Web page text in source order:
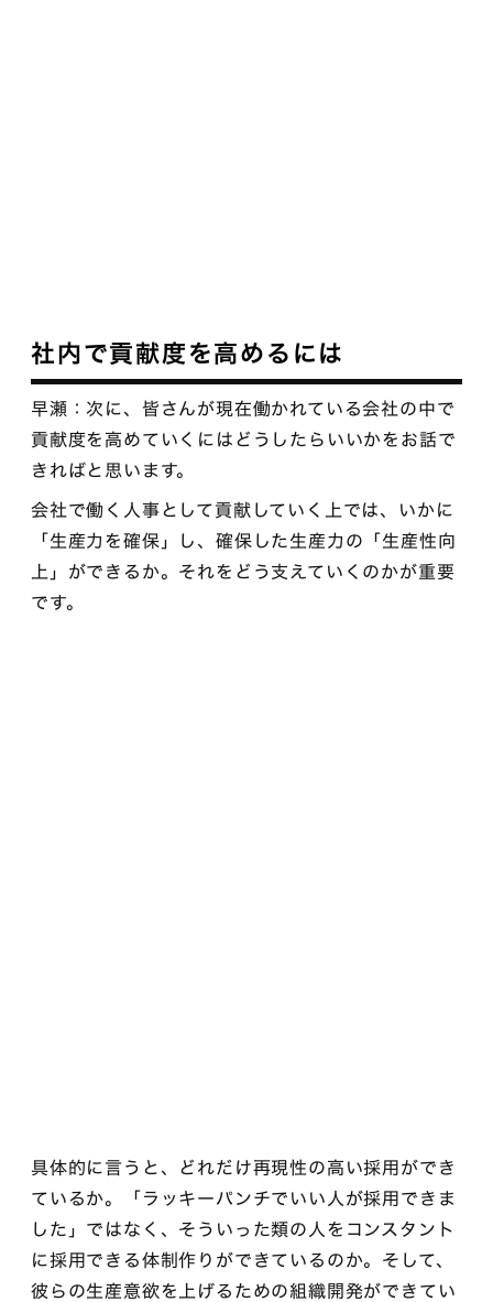
社内で貢献度を高めるには
早瀬：次に、皆さんが現在働かれている会社の中で
貢献度を高めていくにはどうしたらいいかをお話で
きればと思います。
会社で働く人事として貢献していく上では、いかに
「生産力を確保」し、確保した生産力の「生産性向
上」ができるか。それをどう支えていくのかが重要
です。
具体的に言うと、どれだけ再現性の高い採用ができ
ているか。「ラッキーパンチでいい人が採用できま
した」ではなく、そういった類の人をコンスタント
に採用できる体制作りができているのか。そして、
彼らの生産意欲を上げるための組織開発ができてい